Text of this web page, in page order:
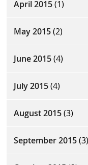
April 2015(1)
May 2015(2)
June 2015(4)
July 2015(4)
August 2015(3)
September 2015(3)